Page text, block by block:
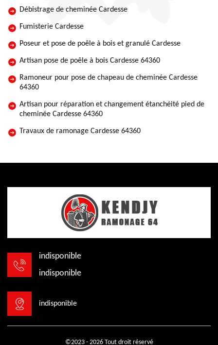
Débistrage de cheminée Cardesse
Fumisterie Cardesse
Poseur et pose de poêle à bois et granulé Cardesse
Artisan pose de poêle à bois Cardesse 64360
Ramoneur pour pose de chapeau de cheminée Cardesse
64360
Artisan pour réparation et changement étanchéité pied de
cheminée Cardesse 64360
Travaux de ramonage Cardesse 64360
indisponible
indisponible
indisponible
©2023 - 2026 Tout droit réservé